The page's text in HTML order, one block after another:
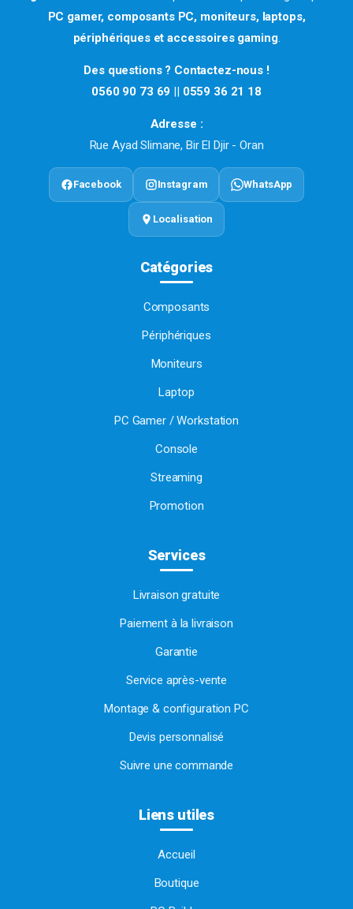
PC gamer, composants PC, moniteurs, laptops,
périphériques et accessoires gaming.
Des questions ? Contactez-nous !
0560 90 73 69
0559 36 21 18
Adresse :
Rue Ayad Slimane, Bir El Djir - Oran
Facebook Instagram WhatsApp
Localisation
Catégories
Composants
Périphériques
Moniteurs
Laptop
PC Gamer / Workstation
Console
Streaming
Promotion
Services
Livraison gratuite
Paiement à la livraison
Garantie
Service après-vente
Montage & configuration PC
Devis personnalisé
Suivre une commande
Liens utiles
Accueil
Boutique